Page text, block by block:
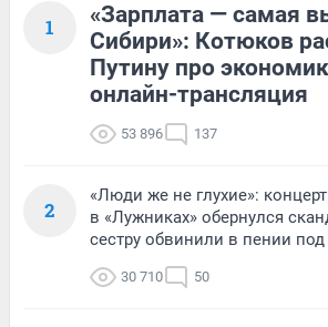
1
«Зарплата — самая
Сибири»: Котюков
Путину про
онлайн-трансляция
53 896 137
2
«Люди же не глухие»:
в «Лужниках» обернулся
сестру обвинили в пении
30 710 50